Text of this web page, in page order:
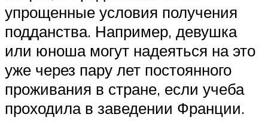
упрощенные условия получения
подданства. Например, девушка
или юноша могут надеяться на это
уже через пару лет постоянного
проживания в стране, если учеба
проходила в заведении Франции.